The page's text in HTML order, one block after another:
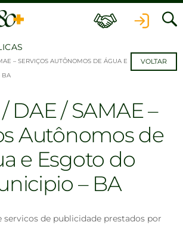
– SERVIÇOS AUTÔNOMOS DE ÁGUA E
BA
VOLTAR
DAE / SAMAE –
Autônomos de
e Esgoto do
– BA
servicos de publicidade prestados por